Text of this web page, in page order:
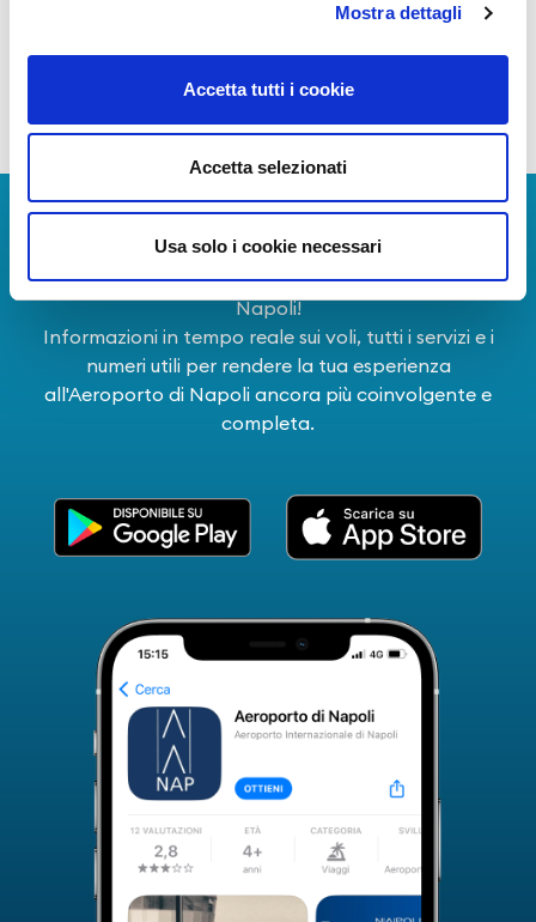
Mostra dettagli
Accetta tutti i cookie
Accetta selezionati
Usa solo i cookie necessari
altri stakeholder, con l'obiettivo comune di
generando valore per il territorio, sostenibile
nel tempo.
Scarica l'app
La Guida dei Servizi dell'Aeroporto Internazionale di
Napoli!
Informazioni in tempo reale sui voli, tutti i servizi e i
numeri utili per rendere la tua esperienza
all'Aeroporto di Napoli ancora più coinvolgente e
completa.